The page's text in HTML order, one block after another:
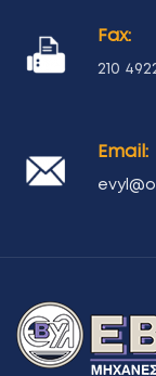
Fax:
210
Email: